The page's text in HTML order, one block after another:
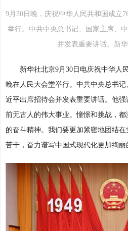
9月30日晚，庆祝中华人民共和国成立
举行。中共中央总书记、国家主席、
并发表重要讲话。新
新华社北京9月30日电庆祝中华人
晚在人民大会堂举行。中共中央总书
近平出席招待会并发表重要讲话。他
前无古人的伟大事业。憧憬和挑战，
的奋斗精神。我们要更加紧密地团结
苦干，奋力谱写中国式现代化更加绚丽